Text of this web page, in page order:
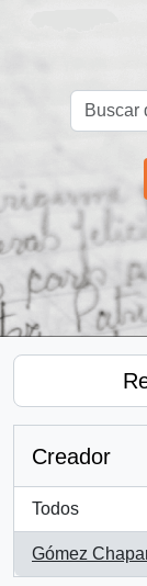
Creador
Todos
Gómez
, 1 resultados